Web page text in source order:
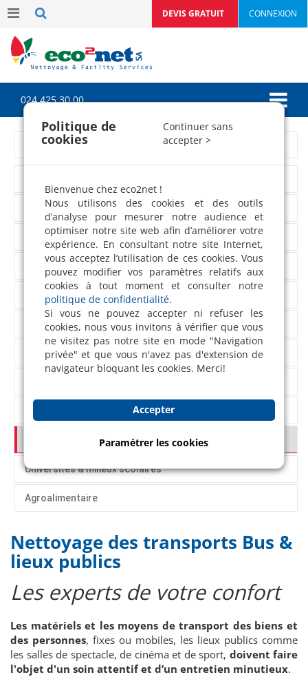
CONNEXION
DEVIS GRATUIT
024 425 30 00
12 secteurs d'intervention
Tertiaire
Accueil petite enfance
Santé/milieu médical
Commerce
Restauration & Hôtellerie
Grandes surfaces
Gérance immobilière "Conciergerie"
Transports/Lieux publics
Universités & milieux scolaires
Agroalimentaire
Nettoyage des transports Bus &
lieux publics
Les experts de votre confort
Les matériels et les moyens de transport des biens et
des personnes, fixes ou mobiles, les lieux publics comme
les salles de spectacle, de cinéma et de sport, doivent faire
l'objet d'un soin attentif et d’un entretien minutieux.
Politique de
cookies
Continuer sans
accepter >
Bienvenue chez eco2net !
Nous utilisons des cookies et des outils
d’analyse pour mesurer notre audience et
optimiser notre site web afin d’améliorer votre
expérience. En consultant notre site Internet,
vous acceptez l’utilisation de ces cookies. Vous
pouvez modifier vos paramètres relatifs aux
cookies à tout moment et consulter notre
politique de confidentialité.
Si vous ne pouvez accepter ni refuser les
cookies, nous vous invitons à vérifier que vous
ne visitez pas notre site en mode "Navigation
privée" et que vous n'avez pas d'extension de
navigateur bloquant les cookies. Merci!
Accepter
Paramétrer les cookies